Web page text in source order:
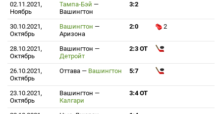
02.11.2021,
Ноябрь
Тампа-Бэй —
Вашингтон
3:2
30.10.2021,
Октябрь
Вашингтон —
Аризона
2:0 2
28.10.2021,
Октябрь
Вашингтон —
Детройт
2:3 ОТ
26.10.2021,
Октябрь
Оттава — Вашингтон 5:7
23.10.2021,
Октябрь
Вашингтон —
Калгари
3:4 ОТ